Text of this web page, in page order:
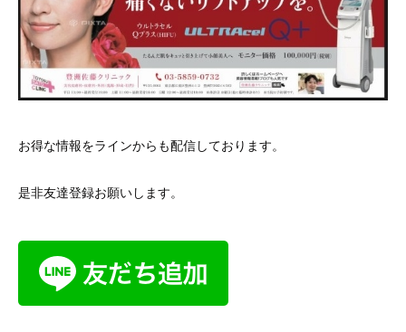
お得な情報をラインからも配信しております。
是非友達登録お願いします。